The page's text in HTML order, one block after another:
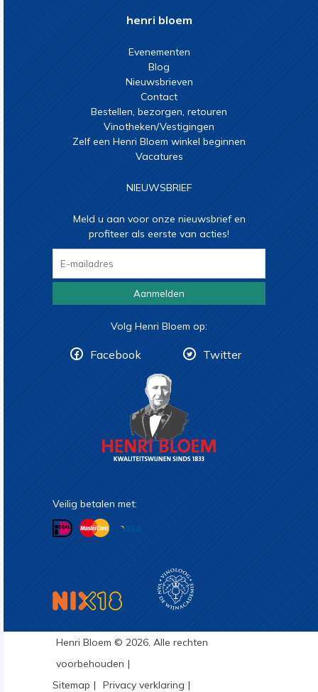
henri bloem
Evenementen
Blog
Nieuwsbrieven
Contact
Bestellen, bezorgen, retouren
Vinotheken/Vestigingen
Zelf een Henri Bloem winkel beginnen
Vacatures
NIEUWSBRIEF
Meld u aan voor onze nieuwsbrief en
profiteer als eerste van acties!
Aanmelden
Volg Henri Bloem op:
Facebook Twitter
Veilig betalen met:
Henri Bloem © 2026. Alle rechten
voorbehouden
Sitemap
Privacy verklaring